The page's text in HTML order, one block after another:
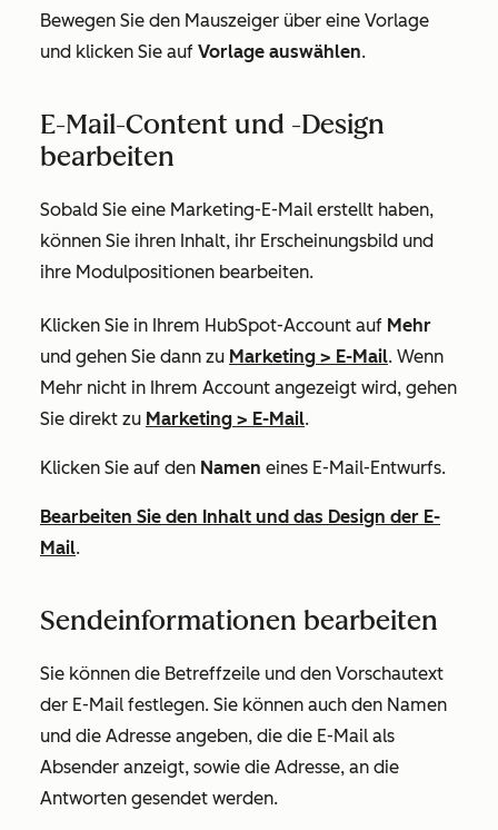
Bewegen Sie den Mauszeiger über eine Vorlage
und klicken Sie auf Vorlage auswählen.
E-Mail-Content und -Design
bearbeiten
Sobald Sie eine Marketing-E-Mail erstellt haben,
können Sie ihren Inhalt, ihr Erscheinungsbild und
ihre Modulpositionen bearbeiten.
Klicken Sie in Ihrem HubSpot-Account auf Mehr
und gehen Sie dann zu Marketing > E-Mail. Wenn
Mehr nicht in Ihrem Account angezeigt wird, gehen
Sie direkt zu Marketing > E-Mail.
Klicken Sie auf den Namen eines E-Mail-Entwurfs.
Bearbeiten Sie den Inhalt und das Design der E-
Mail.
Sendeinformationen bearbeiten
Sie können die Betreffzeile und den Vorschautext
der E-Mail festlegen. Sie können auch den Namen
und die Adresse angeben, die die E-Mail als
Absender anzeigt, sowie die Adresse, an die
Antworten gesendet werden.